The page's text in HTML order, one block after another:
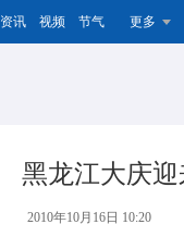
资讯 视频 节气 更多
黑龙江大庆
2010年10月16日 10:20